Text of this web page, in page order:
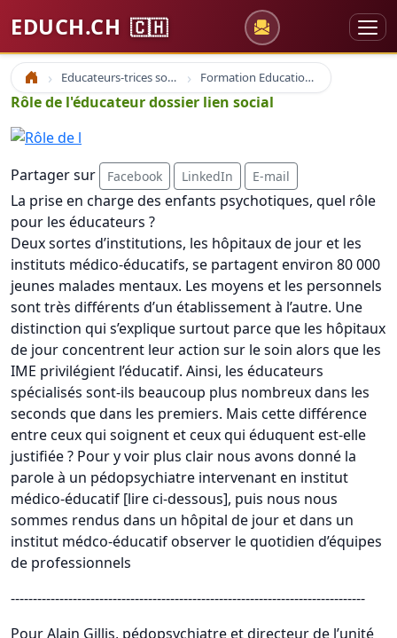
EDUCH.CH 🇨🇭
Accueil Educateurs-trices sociaux Formation Education Spécialisée
Rôle de l'éducateur dossier lien social
Partager sur Facebook LinkedIn E-mail
La prise en charge des enfants psychotiques, quel rôle
pour les éducateurs ?
Deux sortes d’institutions, les hôpitaux de jour et les
instituts médico-éducatifs, se partagent environ 80 000
jeunes malades mentaux. Les moyens et les personnels
sont très différents d’un établissement à l’autre. Une
distinction qui s’explique surtout parce que les hôpitaux
de jour concentrent leur action sur le soin alors que les
IME privilégient l’éducatif. Ainsi, les éducateurs
spécialisés sont-ils beaucoup plus nombreux dans les
seconds que dans les premiers. Mais cette différence
entre ceux qui soignent et ceux qui éduquent est-elle
justifiée ? Pour y voir plus clair nous avons donné la
parole à un pédopsychiatre intervenant en institut
médico-éducatif [lire ci-dessous], puis nous nous
sommes rendus dans un hôpital de jour et dans un
institut médco-éducatif observer le quotidien d’équipes
de professionnels
--------------------------------------------------------------------------------
Pour Alain Gillis, pédopsychiatre et directeur de l’unité